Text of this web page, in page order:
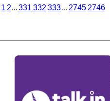
1 2...331 332 333... 2745 2746